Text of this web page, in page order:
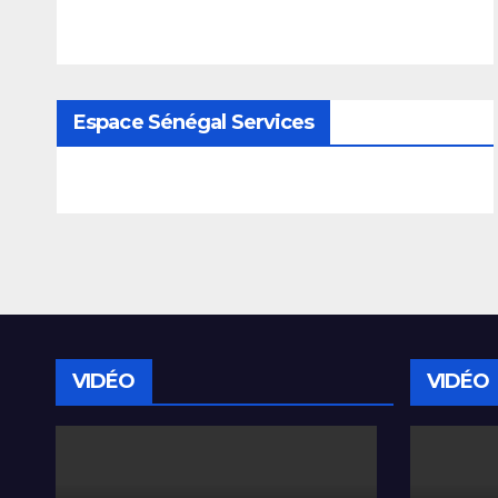
Espace Sénégal Services
VIDÉO VIDÉO